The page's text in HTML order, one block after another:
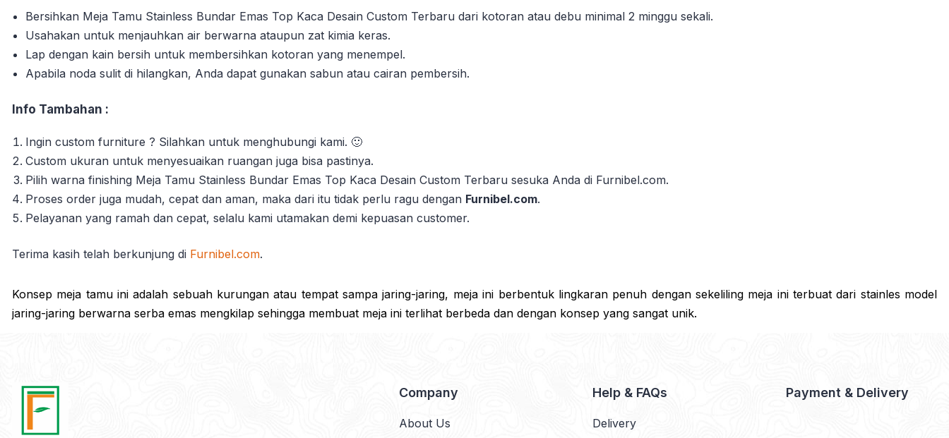
Bersihkan Meja Tamu Stainless Bundar Emas Top Kaca Desain Custom Terbaru dari kotoran atau debu minimal 2 minggu sekali.
Usahakan untuk menjauhkan air berwarna ataupun zat kimia keras.
Lap dengan kain bersih untuk membersihkan kotoran yang menempel.
Apabila noda sulit di hilangkan, Anda dapat gunakan sabun atau cairan pembersih.
Info Tambahan :
Ingin custom furniture ? Silahkan untuk menghubungi kami. 🙂
Custom ukuran untuk menyesuaikan ruangan juga bisa pastinya.
Pilih warna finishing Meja Tamu Stainless Bundar Emas Top Kaca Desain Custom Terbaru sesuka Anda di Furnibel.com.
Proses order juga mudah, cepat dan aman, maka dari itu tidak perlu ragu dengan Furnibel.com.
Pelayanan yang ramah dan cepat, selalu kami utamakan demi kepuasan customer.
Terima kasih telah berkunjung di Furnibel.com.
Konsep meja tamu ini adalah sebuah kurungan atau tempat sampa jaring-jaring, meja ini berbentuk lingkaran penuh dengan sekeliling meja ini terbuat dari stainles model
jaring-jaring berwarna serba emas mengkilap sehingga membuat meja ini terlihat berbeda dan dengan konsep yang sangat unik.
Company
About Us
Help & FAQs
Delivery
Payment & Delivery